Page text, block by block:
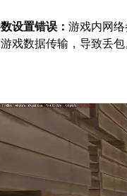
设置错误：游戏内网
戏数据传输，导致丢包